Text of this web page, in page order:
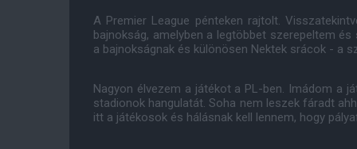
A Premier League pénteken rajtolt.
bajnokság, amelyben a legtöbbet szerepeltem
a bajnokságnak és különösen Nektek srácok - a
Nagyon élvezem a játékot a PL-ben. Imádom a
stadionok hangulatát. Soha nem leszek fáradt
itt a játékosok és hálásnak kell lennem, hogy